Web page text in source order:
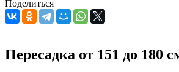
Поделиться
Пересадка от 151 до 180